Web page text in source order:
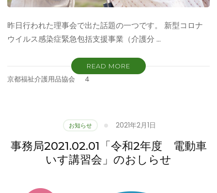
昨日行われた理事会で出た話題の一つです。 新型コロナ
ウイルス感染症緊急包括支援事業（介護分 …
READ MORE
京都福祉介護用品協会 4
お知らせ 2021年2月1日
事務局2021.02.01「令和2年度 電動車
いす講習会」のおしらせ